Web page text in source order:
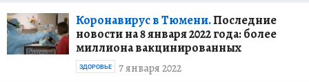
Коронавирус в Тюмени.Последние
новости на 8 января 2022 года: более
миллиона вакцинированных
7 января 2022
ЗДОРОВЬЕ